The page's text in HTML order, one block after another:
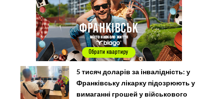
5 тисяч доларів за інвалідність: у
Франківську лікарку підозрюють у
вимаганні грошей у військового